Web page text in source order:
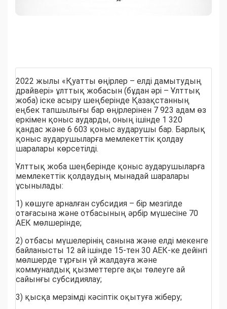
2022 жылы «Қуатты өңірлер – елді дамытудың
драйвері» ұлттық жобасын (бұдан әрі – Ұлттық
жоба) іске асыру шеңберінде Қазақстанның
еңбек тапшылығы бар өңірлерінен 7 923 адам өз
еркімен қоныс аударды, оның ішінде 1 320
қандас және 6 603 қоныс аударушы бар. Барлық
қоныс аударушыларға мемлекеттік қолдау
шаралары көрсетілді.
Ұлттық жоба шеңберінде қоныс аударушыларға
мемлекеттік қолдаудың мынадай шаралары
ұсынылады:
1) көшуге арналған субсидия – бір мезгілде
отағасына және отбасының әрбір мүшесіне 70
АЕК мөлшерінде;
2) отбасы мүшелерінің санына және елді мекенге
байланысты 12 ай ішінде 15-тен 30 АЕК-ке дейінгі
мөлшерде тұрғын үй жалдауға және
коммуналдық қызметтерге ақы төлеуге ай
сайынғы субсидиялау;
3) қысқа мерзімді кәсіптік оқытуға жіберу;